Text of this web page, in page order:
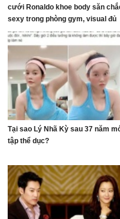
cưới Ronaldo khoe body săn
sexy trong phòng gym, visual đủ
sức dập tắt mọi lời chê bai
Tại sao Lý Nhã Kỳ sau 37 năm
tập thể dục?